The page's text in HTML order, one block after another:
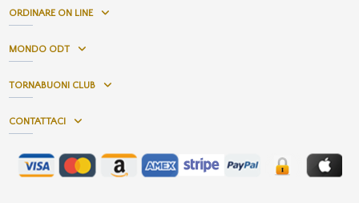
ORDINARE ON LINE
MONDO ODT
TORNABUONI CLUB
CONTATTACI